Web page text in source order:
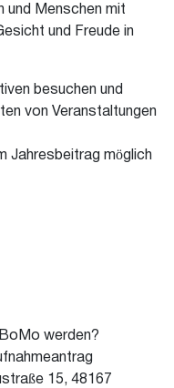
und Menschen mit
und Freude in
besuchen und
von Veranstaltungen
Jahresbeitrag möglich
werden?
15, 48167